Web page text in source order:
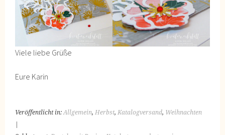
Viele liebe Grüße
Eure Karin
Veröffentlicht in:Allgemein,Herbst,Katalogversand, Weihnachten